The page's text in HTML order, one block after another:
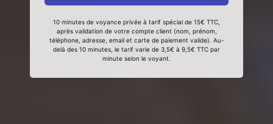
10 minutes de voyance privée à tarif spécial de 15€ TTC,
après validation de votre compte client (nom, prénom,
téléphone, adresse, email et carte de paiement valide). Au-
delà des 10 minutes, le tarif varie de 3,5€ à 9,5€ TTC par
minute selon le voyant.